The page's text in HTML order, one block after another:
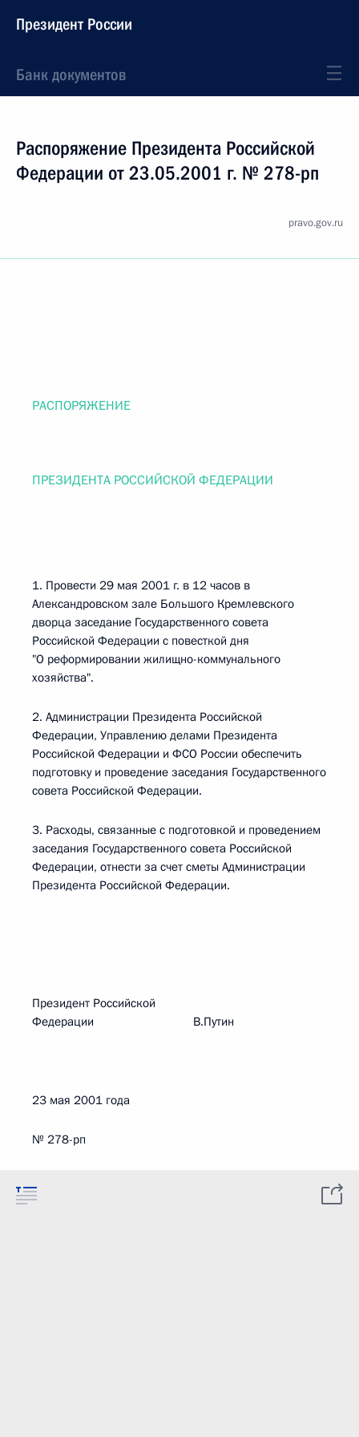
Президент России
Банк документов
Распоряжение Президента Российской
Федерации от 23.05.2001 г. № 278-рп
pravo.gov.ru
РАСПОРЯЖЕНИЕ
ПРЕЗИДЕНТА РОССИЙСКОЙ ФЕДЕРАЦИИ
1. Провести 29 мая 2001 г. в 12 часов в
Александровском зале Большого Кремлевского
дворца заседание Государственного совета
Российской Федерации с повесткой дня
"О реформировании жилищно-коммунального
хозяйства".
2. Администрации Президента Российской
Федерации, Управлению делами Президента
Российской Федерации и ФСО России обеспечить
подготовку и проведение заседания Государственного
совета Российской Федерации.
3. Расходы, связанные с подготовкой и проведением
заседания Государственного совета Российской
Федерации, отнести за счет сметы Администрации
Президента Российской Федерации.
Президент Российской
Федерации В.Путин
23 мая 2001 года
№ 278-рп